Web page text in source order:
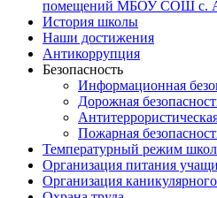
помещений МБОУ СОШ с.
История школы
Наши достижения
Антикоррупция
Безопасность
Информационная
Дорожная
Пожарная
Температурный режим
Организация питания
Организация